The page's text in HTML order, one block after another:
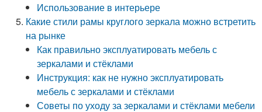
Использование в интерьере
Какие стили рамы круглого зеркала можно встретить
на рынке
Как правильно эксплуатировать мебель с
зеркалами и стёклами
Инструкция: как не нужно эксплуатировать
мебель с зеркалами и стёклами
Советы по уходу за зеркалами и стёклами мебели